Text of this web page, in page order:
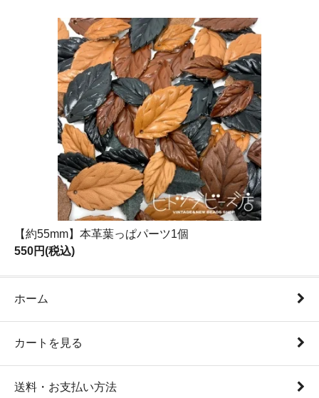
【約55mm】本革葉っぱパーツ1個
550円(税込)
ホーム
カートを見る
送料・お支払い方法